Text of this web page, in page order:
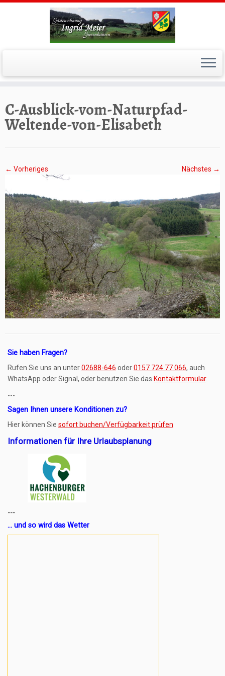
Zum
C-Ausblick-vom-Naturpfad-
Weltende-von-Elisabeth
← Vorheriges Nächstes →
Sie haben Fragen?
Rufen Sie uns an unter02688-646 oder0157 724 77 066, auch
WhatsApp oder Signal, oder benutzen Sie das Kontaktformular.
---
Sagen Ihnen unsere Konditionen zu?
Hier können Sie sofort buchen/Verfügbarkeit prüfen
Informationen für Ihre Urlaubsplanung
---
... und so wird das Wetter